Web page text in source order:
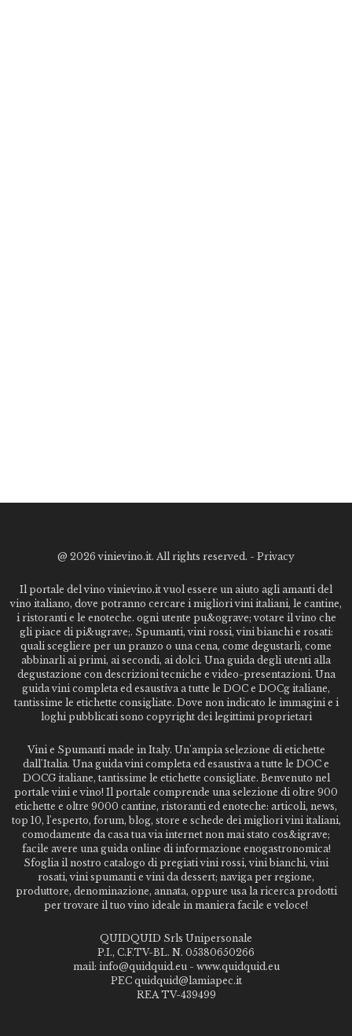
@ 2026 vinievino.it. All rights reserved. - Privacy
Il portale del vino vinievino.it vuol essere un aiuto agli amanti del
vino italiano, dove potranno cercare i migliori vini italiani, le cantine,
i ristoranti e le enoteche. ogni utente pu&ograve; votare il vino che
gli piace di pi&ugrave;. Spumanti, vini rossi, vini bianchi e rosati:
quali scegliere per un pranzo o una cena, come degustarli, come
abbinarli ai primi, ai secondi, ai dolci. Una guida degli utenti alla
degustazione con descrizioni tecniche e video-presentazioni. Una
guida vini completa ed esaustiva a tutte le DOC e DOCg italiane,
tantissime le etichette consigliate. Dove non indicato le immagini e i
loghi pubblicati sono copyright dei legittimi proprietari
Vini e Spumanti made in Italy. Un'ampia selezione di etichette
dall'Italia. Una guida vini completa ed esaustiva a tutte le DOC e
DOCG italiane, tantissime le etichette consigliate. Benvenuto nel
portale vini e vino! Il portale comprende una selezione di oltre 900
etichette e oltre 9000 cantine, ristoranti ed enoteche: articoli, news,
top 10, l'esperto, forum, blog, store e schede dei migliori vini italiani,
comodamente da casa tua via internet non mai stato cos&igrave;
facile avere una guida online di informazione enogastronomica!
Sfoglia il nostro catalogo di pregiati vini rossi, vini bianchi, vini
rosati, vini spumanti e vini da dessert; naviga per regione,
produttore, denominazione, annata, oppure usa la ricerca prodotti
per trovare il tuo vino ideale in maniera facile e veloce!
QUIDQUID Srls Unipersonale
P.I., C.F.TV-BL. N. 05380650266
mail: info@quidquid.eu - www.quidquid.eu
PEC quidquid@lamiapec.it
REA TV-439499